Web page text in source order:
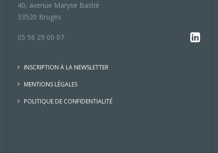
40, avenue Maryse Bastié
33520 Bruges
05 56 29 00 07
INSCRIPTION À LA NEWSLETTER
MENTIONS LÉGALES
POLITIQUE DE CONFIDENTIALITÉ